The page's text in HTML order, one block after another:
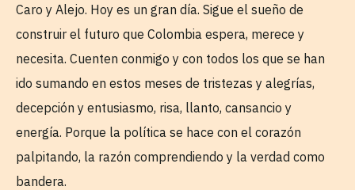
Caro y Alejo. Hoy es un gran día. Sigue el sueño de
construir el futuro que Colombia espera, merece y
necesita. Cuenten conmigo y con todos los que se han
ido sumando en estos meses de tristezas y alegrías,
decepción y entusiasmo, risa, llanto, cansancio y
energía. Porque la política se hace con el corazón
palpitando, la razón comprendiendo y la verdad como
bandera.